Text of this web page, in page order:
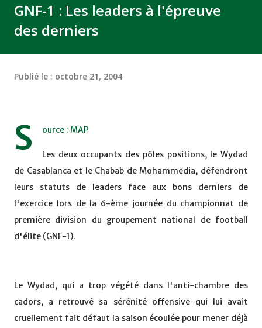
GNF-1 : Les leaders à l'épreuve
des derniers
Publié le : octobre 21, 2004
S ource : MAP
Les deux occupants des pôles positions, le Wydad
de Casablanca et le Chabab de Mohammedia, défendront
leurs statuts de leaders face aux bons derniers de
l'exercice lors de la 6-ème journée du championnat de
première division du groupement national de football
d'élite (GNF-1).
Le Wydad, qui a trop végété dans l'anti-chambre des
cadors, a retrouvé sa sérénité offensive qui lui avait
cruellement fait défaut la saison écoulée pour mener déjà